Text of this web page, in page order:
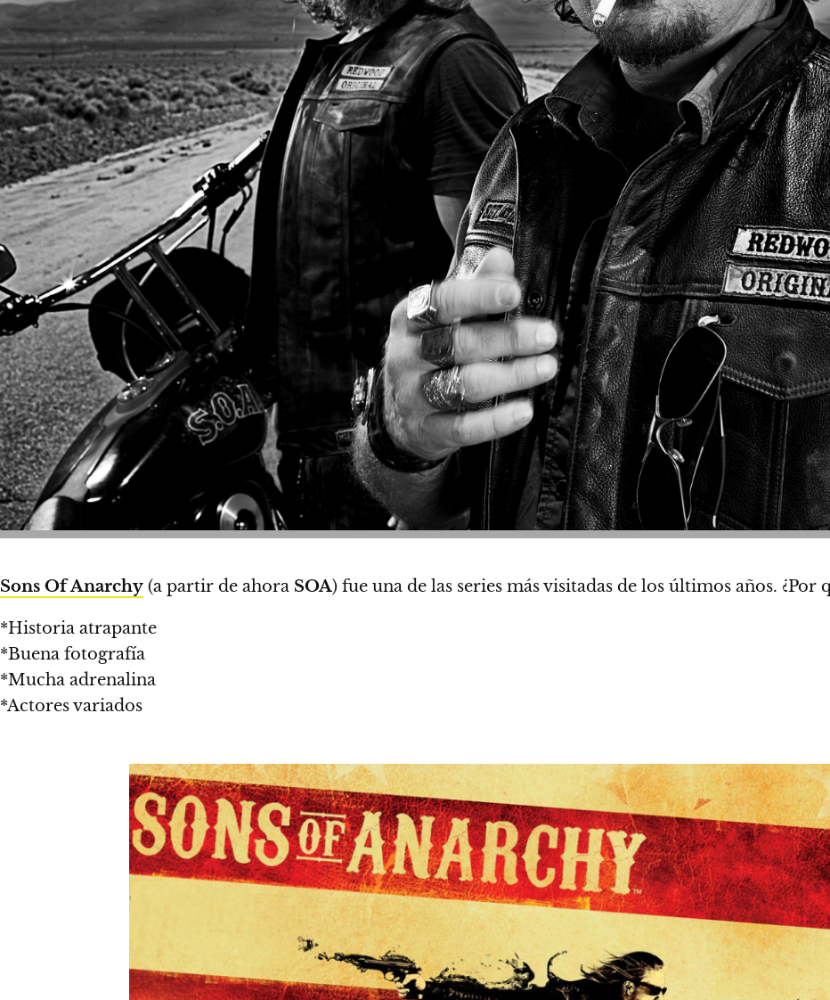
Sons Of Anarchy (a partir de ahora SOA) fue una de las series más visitadas de los últimos años. ¿Por
*Historia atrapante
*Buena fotografía
*Mucha adrenalina
*Actores variados